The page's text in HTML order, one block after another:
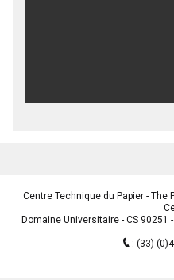
Centre Technique du Papier - The
Domaine Universitaire - CS 90251
: (33)